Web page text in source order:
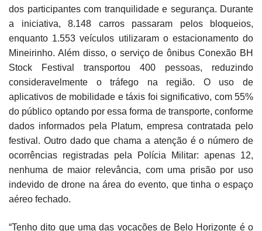
dos participantes com tranquilidade e segurança. Durante
a iniciativa, 8.148 carros passaram pelos bloqueios,
enquanto 1.553 veículos utilizaram o estacionamento do
Mineirinho. Além disso, o serviço de ônibus Conexão BH
Stock Festival transportou 400 pessoas, reduzindo
consideravelmente o tráfego na região. O uso de
aplicativos de mobilidade e táxis foi significativo, com 55%
do público optando por essa forma de transporte, conforme
dados informados pela Platum, empresa contratada pelo
festival. Outro dado que chama a atenção é o número de
ocorrências registradas pela Polícia Militar: apenas 12,
nenhuma de maior relevância, com uma prisão por uso
indevido de drone na área do evento, que tinha o espaço
aéreo fechado.
“Tenho dito que uma das vocações de Belo Horizonte é o